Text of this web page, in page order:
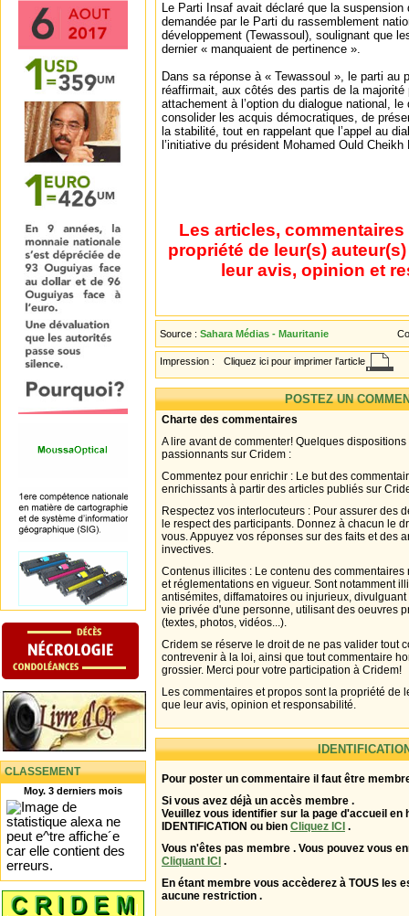
CLASSEMENT
Moy. 3 derniers mois
Le Parti Insaf avait déclaré que la
demandée par le Parti du rassemblement
développement (Tewassoul), soulignant que
dernier « manquaient de pertinence ».
Dans sa réponse à « Tewassoul », le parti au
réaffirmait, aux côtés des partis de la majorité
attachement à l’option du dialogue national, le
consolider les acquis démocratiques, de
la stabilité, tout en rappelant que l’appel au
l’initiative du président Mohamed Ould
Les articles,
propriété de leur(s)
leur avis, opinion et
Source : Sahara Médias - Mauritanie
Impression : Cliquez ici pour imprimer l'article
POSTEZ UN
Charte des commentaires
A lire avant de commenter! Quelques
passionnants sur Cridem :
Commentez pour enrichir : Le but des
enrichissants à partir des articles publiés sur
Respectez vos interlocuteurs : Pour assurer des
le respect des participants. Donnez à chacun le
vous. Appuyez vos réponses sur des faits et des
invectives.
Contenus illicites : Le contenu des
et réglementations en vigueur. Sont notamment
antisémites, diffamatoires ou injurieux,
vie privée d'une personne, utilisant des oeuvres
(textes, photos, vidéos...).
Cridem se réserve le droit de ne pas valider tout
contrevenir à la loi, ainsi que tout commentaire
grossier. Merci pour votre participation à Cridem!
Les commentaires et propos sont la propriété de
que leur avis, opinion et responsabilité.
Pour poster un commentaire il faut être
Si vous avez déjà un accès membre .
Veuillez vous identifier sur la page d'accueil en
IDENTIFICATION ou bien Cliquez ICI .
Vous n'êtes pas membre . Vous pouvez vous
Cliquant ICI .
En étant membre vous accèderez à TOUS les
aucune restriction .